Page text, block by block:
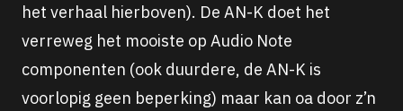
het verhaal hierboven). De AN-K doet het
verreweg het mooiste op Audio Note
componenten (ook duurdere, de AN-K is
voorlopig geen beperking) maar kan oa door z’n